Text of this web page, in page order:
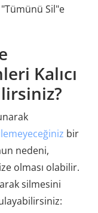
Sil"e
Kalıcı
bir
nedeni,
olması olabilir.
silmesini